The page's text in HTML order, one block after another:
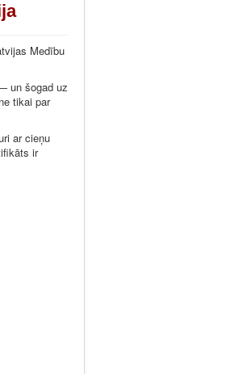
Medību
un šogad uz
tikai par
ar cieņu
ir